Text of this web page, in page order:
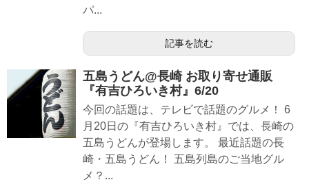
パ...
記事を読む
五島うどん@長崎 お取り寄せ通販
『有吉ひろいき村』6/20
今回の話題は、テレビで話題のグルメ！ 6
月20日の『有吉ひろいき村』では、長崎の
五島うどんが登場します。 最近話題の長
崎・五島うどん！ 五島列島のご当地グル
メ？...